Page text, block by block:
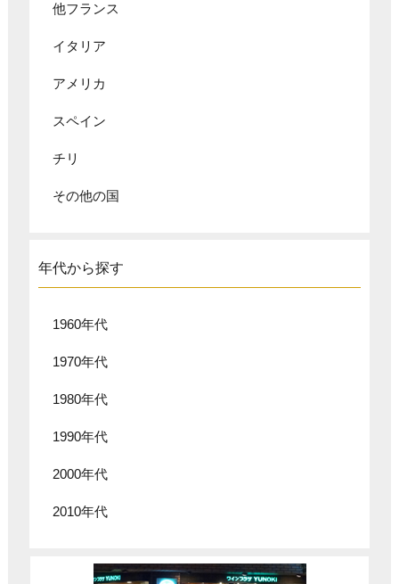
他フランス
イタリア
アメリカ
スペイン
チリ
その他の国
年代から探す
1960年代
1970年代
1980年代
1990年代
2000年代
2010年代